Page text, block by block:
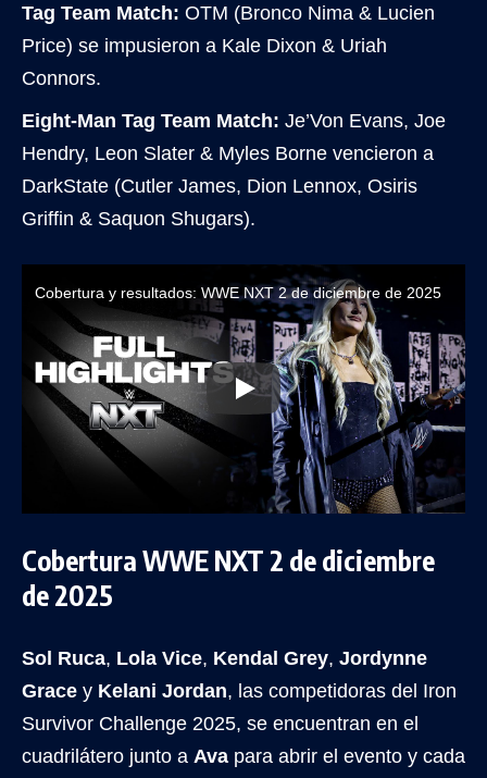
Tag Team Match: OTM (Bronco Nima & Lucien
Price) se impusieron a Kale Dixon & Uriah
Connors.
Eight-Man Tag Team Match: Je’Von Evans, Joe
Hendry, Leon Slater & Myles Borne vencieron a
DarkState (Cutler James, Dion Lennox, Osiris
Griffin & Saquon Shugars).
Cobertura y resultados: WWE NXT 2 de diciembre de 2025
Cobertura WWE NXT 2 de diciembre
de 2025
Sol Ruca, Lola Vice, Kendal Grey, Jordynne
Grace y Kelani Jordan, las competidoras del Iron
Survivor Challenge 2025, se encuentran en el
cuadrilátero junto a Ava para abrir el evento y cada